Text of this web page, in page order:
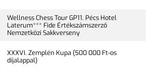
Wellness Chess Tour GP11. Pécs Hotel
Laterum*** Fide Értékszámszerző
Nemzetközi Sakkverseny
XXXVI. Zemplén Kupa (500 000 Ft-os
díjalappal)